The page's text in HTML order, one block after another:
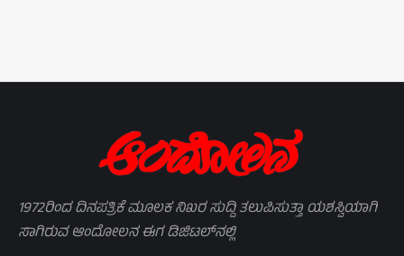
1972ರಿಂದ ದಿನಪತ್ರಿಕೆ ಮೂಲಕ ನಿಖರ ಸುದ್ದಿ ತಲುಪಿಸುತ್ತಾ ಯಶಸ್ವಿಯಾಗಿ
ಸಾಗಿರುವ ಆಂದೋಲನ ಈಗ ಡಿಜಿಟಲ್‌ನಲ್ಲಿ